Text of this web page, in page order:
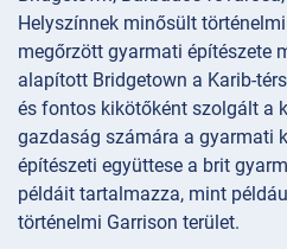
Helyszínnek minősült
megőrzött gyarmati építészete
alapított Bridgetown a Karib-
és fontos kikötőként szolgált a
gazdaság számára a gyarmati
építészeti együttese a brit
példáit tartalmazza, mint
történelmi Garrison terület.